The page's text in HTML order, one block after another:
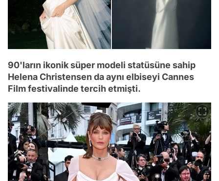
90'ların ikonik süper modeli statüsüne sahip
Helena Christensen da aynı elbiseyi Cannes
Film festivalinde tercih etmişti.